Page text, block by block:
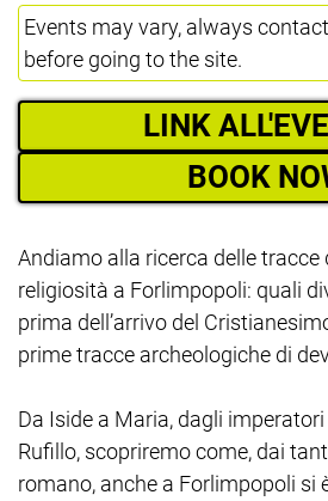
Events may vary, always
before going to the site.
LINK
BOOK
Andiamo alla ricerca delle tracce
religiosità a Forlimpopoli: quali
prima dell’arrivo del
prime tracce archeologiche di
Da Iside a Maria, dagli
Rufillo, scopriremo come, dai
romano, anche a Forlimpopoli si